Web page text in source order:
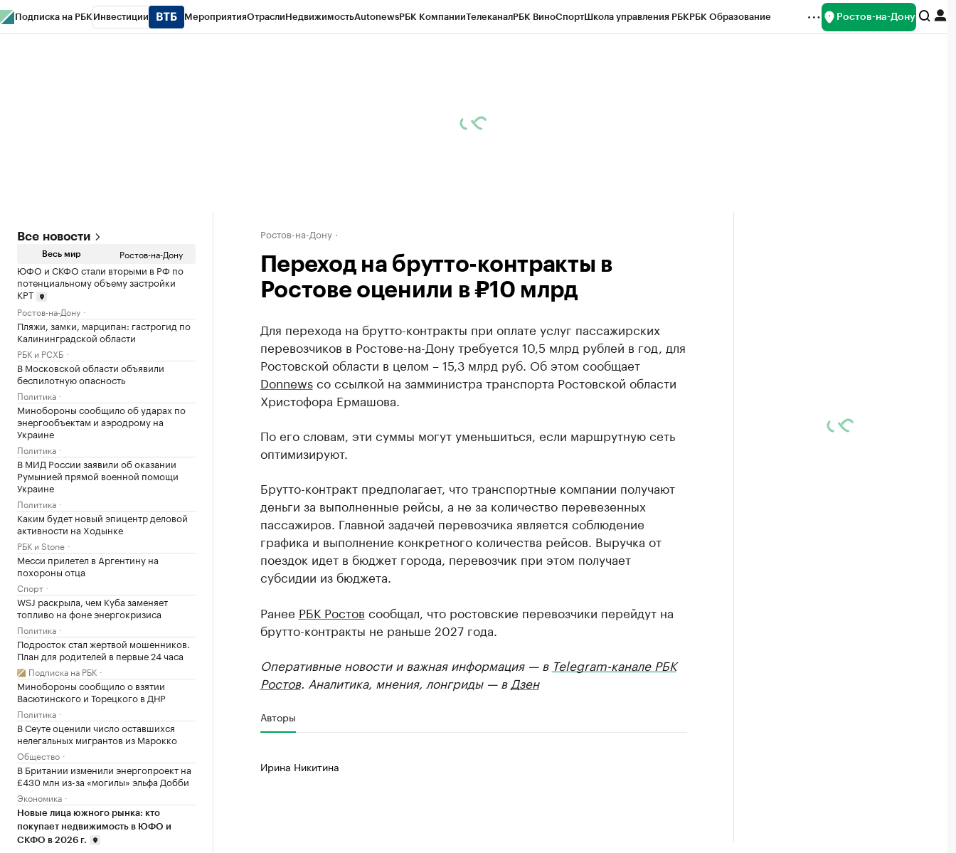
Подписка на РБК Инвестиции МероприятияОтраслиНедвижимостьAutonewsРБК КомпанииТелеканалРБК ВиноСпортШкола управления РБКРБК Образование Ростов-на-Дону
Все новости
Весь мир Ростов-на-Дону
ЮФО и СКФО стали вторыми в РФ по
потенциальному объему застройки
КРТ
Ростов-на-Дону
Пляжи, замки, марципан: гастрогид по
Калининградской области
РБК и РСХБ
В Московской области объявили
беспилотную опасность
Политика
Минобороны сообщило об ударах по
энергообъектам и аэродрому на
Украине
Политика
В МИД России заявили об оказании
Румынией прямой военной помощи
Украине
Политика
Каким будет новый эпицентр деловой
активности на Ходынке
РБК и Stone
Месси прилетел в Аргентину на
похороны отца
Спорт
WSJ раскрыла, чем Куба заменяет
топливо на фоне энергокризиса
Политика
Подросток стал жертвой мошенников.
План для родителей в первые 24 часа
Подписка на РБК
Минобороны сообщило о взятии
Васютинского и Торецкого в ДНР
Политика
В Сеуте оценили число оставшихся
нелегальных мигрантов из Марокко
Общество
В Британии изменили энергопроект на
£430 млн из-за «могилы» эльфа Добби
Экономика
Новые лица южного рынка: кто
покупает недвижимость в ЮФО и
СКФО в 2026 г.
Ростов-на-Дону
Переход на брутто-контракты в
Ростове оценили в ₽10 млрд
Для перехода на брутто-контракты при оплате услуг пассажирских
перевозчиков в Ростове-на-Дону требуется 10,5 млрд рублей в год, для
Ростовской области в целом – 15,3 млрд руб. Об этом сообщает
Donnewsсо ссылкой на замминистра транспорта Ростовской области
Христофора Ермашова.
По его словам, эти суммы могут уменьшиться, если маршрутную сеть
оптимизируют.
Брутто-контракт предполагает, что транспортные компании получают
деньги за выполненные рейсы, а не за количество перевезенных
пассажиров. Главной задачей перевозчика является соблюдение
графика и выполнение конкретного количества рейсов. Выручка от
поездок идет в бюджет города, перевозчик при этом получает
субсидии из бюджета.
Ранее РБК Ростов сообщал, что ростовские перевозчики перейдут на
брутто-контракты не раньше 2027 года.
Оперативные новости и важная информация — в Telegram-канале РБК
Ростов. Аналитика, мнения, лонгриды — в Дзен
Авторы
Ирина Никитина